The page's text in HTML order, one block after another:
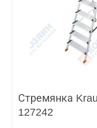
Стремянка
127242